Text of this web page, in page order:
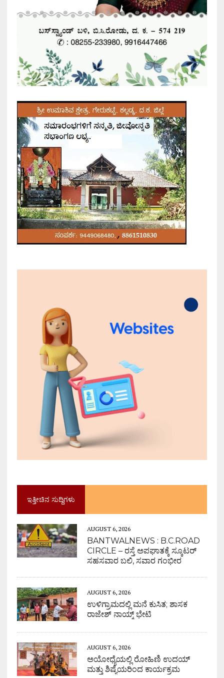
ಇತ್ತೀಚಿನ ಸುದ್ದಿಗಳು
AUGUST 6, 2026
BANTWALNEWS : B.C.ROAD
CIRCLE – ರಸ್ತೆ ಅಪಘಾತಕ್ಕೆ ಸ್ಕೂಟರ್
ಸಹಸವಾರ ಬಲಿ, ಸವಾರ ಗಂಭೀರ
AUGUST 6, 2026
ಉಳಿಗ್ರಾಮದಲ್ಲಿ ಮನೆ ಕುಸಿತ; ಶಾಸಕ
ರಾಜೇಶ್ ನಾಯ್ಕ್ ಭೇಟಿ
AUGUST 6, 2026
ಅಯೋಧ್ಯೆಯಲ್ಲಿ ರೋಹಿಣಿ ಉದಯ್
ಮತ್ತು ಶಿಷ್ಯೆಯರಿಂದ ಕಾರ್ಯಕ್ರಮ